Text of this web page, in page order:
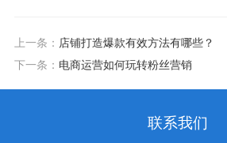
上一条： 店铺打造爆款有效方法有哪些？
下一条： 电商运营如何玩转粉丝营销
联系我们